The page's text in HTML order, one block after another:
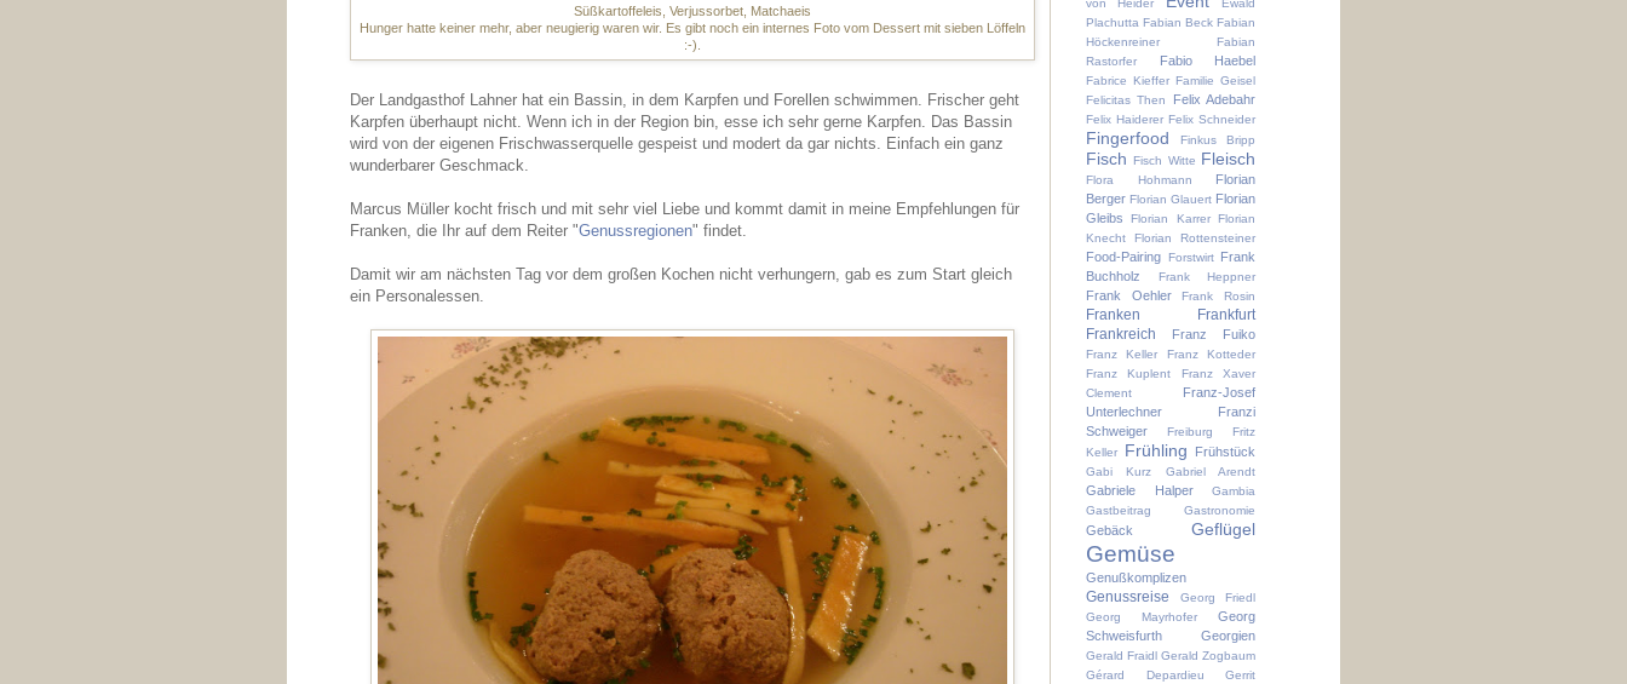
Süßkartoffeleis, Verjussorbet, Matchaeis
Hunger hatte keiner mehr, aber neugierig waren wir. Es gibt noch ein internes Foto vom Dessert mit sieben Löffeln
:-).
Der Landgasthof Lahner hat ein Bassin, in dem Karpfen und Forellen schwimmen. Frischer geht
Karpfen überhaupt nicht. Wenn ich in der Region bin, esse ich sehr gerne Karpfen. Das Bassin
wird von der eigenen Frischwasserquelle gespeist und modert da gar nichts. Einfach ein ganz
wunderbarer Geschmack.
Marcus Müller kocht frisch und mit sehr viel Liebe und kommt damit in meine Empfehlungen für
Franken, die Ihr auf dem Reiter "Genussregionen" findet.
Damit wir am nächsten Tag vor dem großen Kochen nicht verhungern, gab es zum Start gleich
ein Personalessen.
von Heider
Ewald
Plachutta Fabian Beck Fabian
Höckenreiner
Fabian
Rastorfer
Fabio Haebel
Fabrice Kieffer Familie Geisel
Felicitas Then
Felix Adebahr
Felix Haiderer Felix Schneider
Fingerfood Finkus Bripp
Fisch Fisch Witte Fleisch
Flora Hohmann
Florian
Berger Florian Glauert Florian
Gleibs
Florian Karrer
Florian
Knecht
Florian Rottensteiner
Food-Pairing Forstwirt Frank
Buchholz
Frank Heppner
Frank Oehler Frank Rosin
Franken
Frankfurt
Frankreich
Franz Fuiko
Franz Keller
Franz Kotteder
Franz Kuplent
Franz Xaver
Clement
Franz-Josef
Unterlechner
Franzi
Schweiger
Freiburg
Fritz
Keller
Frühling Frühstück
Gabi Kurz Gabriel Arendt
Gabriele Halper
Gambia
Gastbeitrag
Gastronomie
Gebäck Geflügel
Gemüse
Genußkomplizen
Genussreise
Georg Friedl
Georg Mayrhofer
Georg
Schweisfurth
Georgien
Gerald Fraidl Gerald Zogbaum
Gérard Depardieu
Gerrit